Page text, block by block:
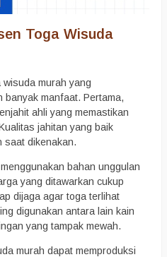
Toga Wisuda
murah yang
banyak manfaat. Pertama,
ahli yang memastikan
jahitan yang baik
saat dikenakan.
bahan unggulan
yang ditawarkan cukup
dijaga agar toga terlihat
digunakan antara lain kain
yang tampak mewah.
murah dapat memproduksi